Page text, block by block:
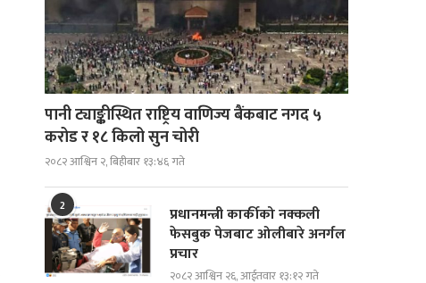
पानी ट्याङ्कीस्थित राष्ट्रिय वाणिज्य बैंकबाट नगद ५
करोड र १८ किलो सुन चोरी
२०८२ आश्विन २, बिहीबार १३:४६ गते
2
प्रधानमन्त्री कार्कीको नक्कली
फेसबुक पेजबाट ओलीबारे अनर्गल
प्रचार
२०८२ आश्विन २६, आईतवार १३:१२ गते